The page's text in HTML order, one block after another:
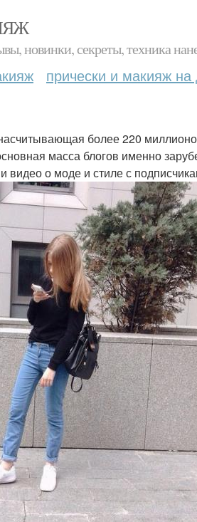
новинки, секреты, техника
прически и макияж
более 220
масса блогов именно
видео о моде и стиле с